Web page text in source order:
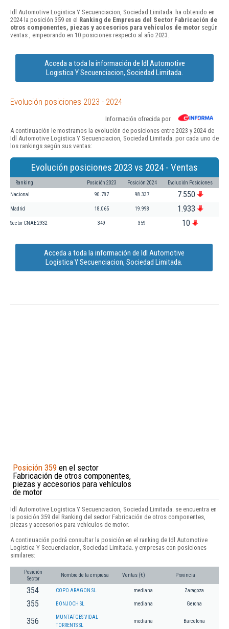
Idl Automotive Logistica Y Secuenciacion, Sociedad Limitada. ha obtenido en
2024 la posición 359 en el Ranking de Empresas del Sector Fabricación de
otros componentes, piezas y accesorios para vehículos de motor según
ventas , empeorando en 10 posiciones respecto al año 2023.
Acceda a toda la información de Idl Automotive
Logistica Y Secuenciacion, Sociedad Limitada.
Evolución posiciones 2023 - 2024
Información ofrecida por
A continuación le mostramos la evolución de posiciones entre 2023 y 2024 de
Idl Automotive Logistica Y Secuenciacion, Sociedad Limitada. por cada uno de
los rankings según sus ventas:
Evolución posiciones 2023 vs 2024 - Ventas
Ranking Posición 2023 Posición 2024 Evolución Posiciones
Nacional 90.787 98.337 7.550
Madrid 18.065 19.998 1.933
Sector CNAE 2932 349 359 10
Acceda a toda la información de Idl Automotive
Logistica Y Secuenciacion, Sociedad Limitada.
Posición 359 en el sector
Fabricación de otros componentes,
piezas y accesorios para vehículos
de motor
Idl Automotive Logistica Y Secuenciacion, Sociedad Limitada. se encuentra en
la posición 359 del Ranking del sector Fabricación de otros componentes,
piezas y accesorios para vehículos de motor.
A continuación podrá consultar la posición en el ranking de Idl Automotive
Logistica Y Secuenciacion, Sociedad Limitada. y empresas con posiciones
similares:
Posición
Sector
Nombre de la empresa Ventas (€) Provincia
354 COPO ARAGON SL. mediana Zaragoza
355 BONJOCH SL mediana Gerona
356
MUNTATGES VIDAL
TORRENTS SL
mediana Barcelona